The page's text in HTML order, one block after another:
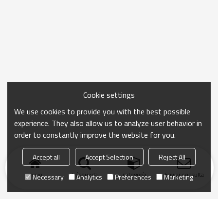
Inicio búsqueda categoría Enviar consulta
Cookie settings
We use cookies to provide you with the best possible
experience. They also allow us to analyze user behavior in
order to constantly improve the website for you.
Accept all Accept Selection
Reject All
Necessary
Analytics Preferences Marketing